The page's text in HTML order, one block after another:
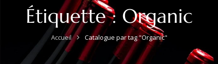
Étiquette : Organic
Accueil Catalogue par tag "Organic"